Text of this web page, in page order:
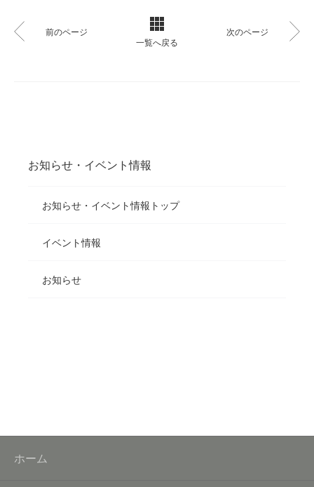
お知らせ・イベント情報
お知らせ・イベント情報トップ
イベント情報
お知らせ
前のページ
一覧へ戻る
次のページ
ホーム